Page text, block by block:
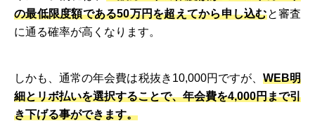
の最低限度額である50万円を超えてから申し込むと審査
に通る確率が高くなります。
しかも、通常の年会費は税抜き10,000円ですが、 WEB明
細とリボ払いを選択することで、年会費を4,000円まで引
き下げる事ができます。